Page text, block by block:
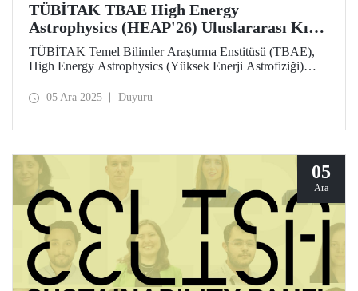
TÜBİTAK TBAE High Energy
Astrophysics (HEAP'26) Uluslararası Kış
Okulu, Öğrenci ve Araştırmacıların
Başvurularını Bekliyor
TÜBİTAK Temel Bilimler Araştırma Enstitüsü (TBAE),
High Energy Astrophysics (Yüksek Enerji Astrofiziği)
Ücretsiz olan etkinlik için son başvuru tarihi 18 Ocak 2026!
05 Ara 2025 Duyuru
05
Ara